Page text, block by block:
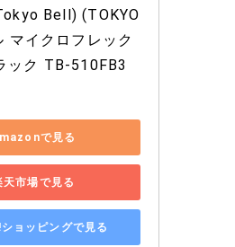
Bell) (TOKYO
マイクロフレック
ック TB-510FB3
で見る
天市場で見る
ョッピングで見る